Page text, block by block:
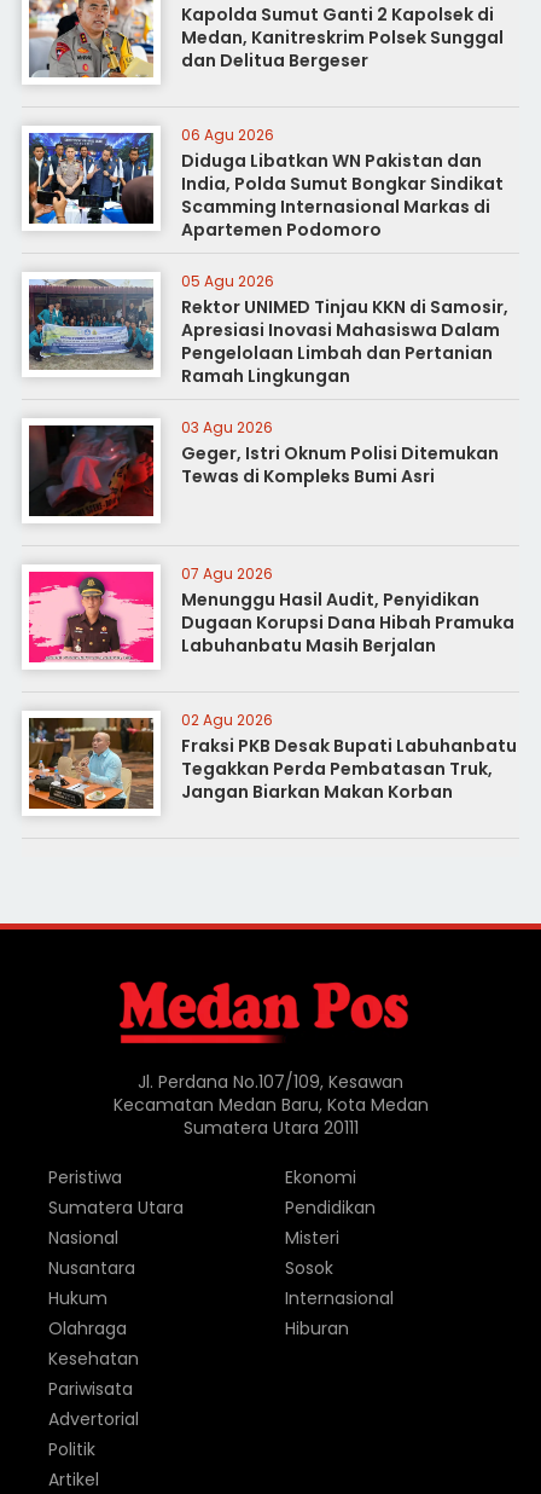
Kapolda Sumut Ganti 2 Kapolsek di
Medan, Kanitreskrim Polsek Sunggal
dan Delitua Bergeser
06 Agu 2026
Diduga Libatkan WN Pakistan dan
India, Polda Sumut Bongkar Sindikat
Scamming Internasional Markas di
Apartemen Podomoro
05 Agu 2026
Rektor UNIMED Tinjau KKN di Samosir,
Apresiasi Inovasi Mahasiswa Dalam
Pengelolaan Limbah dan Pertanian
Ramah Lingkungan
03 Agu 2026
Geger, Istri Oknum Polisi Ditemukan
Tewas di Kompleks Bumi Asri
07 Agu 2026
Menunggu Hasil Audit, Penyidikan
Dugaan Korupsi Dana Hibah Pramuka
Labuhanbatu Masih Berjalan
02 Agu 2026
Fraksi PKB Desak Bupati Labuhanbatu
Tegakkan Perda Pembatasan Truk,
Jangan Biarkan Makan Korban
Jl. Perdana No.107/109, Kesawan
Kecamatan Medan Baru, Kota Medan
Sumatera Utara 20111
Peristiwa
Sumatera Utara
Nasional
Nusantara
Hukum
Olahraga
Ekonomi
Pendidikan
Misteri
Sosok
Internasional
Hiburan
Kesehatan
Pariwisata
Advertorial
Politik
Artikel